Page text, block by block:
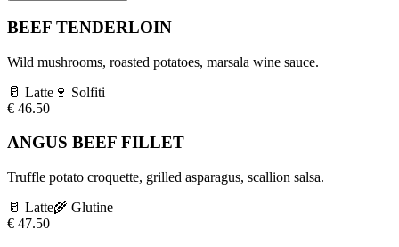
BEEF TENDERLOIN
Wild mushrooms, roasted potatoes, marsala wine sauce.
🥛 Latte 🍷 Solfiti
€ 46.50
ANGUS BEEF FILLET
Truffle potato croquette, grilled asparagus, scallion salsa.
🥛 Latte🌾 Glutine
€ 47.50